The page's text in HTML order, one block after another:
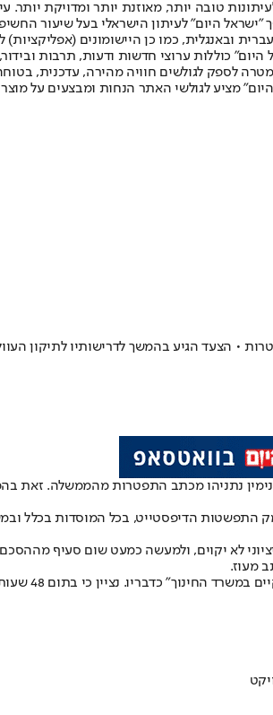
טובה יותר, מאוזנת יותר ומדויקת יותר.
המהדורה המודפסת הראשונה פורסמה ב-30 ביולי 2007, וב-2010 הפך
כוללות ערוצי חדשות ודעות, תרבות
במטרה לספק לגולשים חוויה מהירה, עדכנית,
מציע לגולשי האתר הנחות ומבצעים על
• הצעד הגיע בהמשך לדרישותיו לתיקון
נתניהו מכתב התפטרות מהממשלה. זאת
הדיפסטייט, בכל המוסדות בכלל
לא יקוים, ולמעשה כמעט שום סעיף מההסכם
מעוז.
48 שעות מעת הגשת מכתב ההתפטרות, המהלך ייכנס לתוקף.